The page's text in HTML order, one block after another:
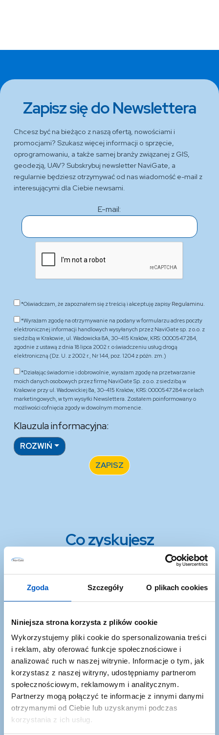
Zgoda Szczegóły O plikach cookies
Niniejsza strona korzysta z plików cookie
Wykorzystujemy pliki cookie do spersonalizowania treści
i reklam, aby oferować funkcje społecznościowe i
analizować ruch w naszej witrynie. Informacje o tym, jak
korzystasz z naszej witryny, udostępniamy partnerom
społecznościowym, reklamowym i analitycznym.
Partnerzy mogą połączyć te informacje z innymi danymi
otrzymanymi od Ciebie lub uzyskanymi podczas
korzystania z ich usług.
Zapisz się do Newslettera
Chcesz być na bieżąco z naszą ofertą, nowościami i
promocjami? Szukasz więcej informacji o sprzęcie,
oprogramowaniu, a także samej branży związanej z GIS,
geodezją, UAV? Subskrybuj newsletter NaviGate, a
regularnie będziesz otrzymywać od nas wiadomość e-mail z
interesującymi dla Ciebie newsami.
E-mail:
*Oświadczam, że zapoznałem się z treścią i akceptuję zapisy Regulaminu.
*Wyrażam zgodę na otrzymywanie na podany w formularzu adres poczty
elektronicznej informacji handlowych wysyłanych przez NaviGate sp. z o.o. z
siedzibą w Krakowie, ul. Wadowicka 8A, 30-415 Kraków, KRS: 0000547284,
zgodnie z ustawą z dnia 18 lipca 2002 r. o świadczeniu usług drogą
elektroniczną (Dz. U. z 2002 r., Nr 144, poz. 1204 z późn. zm.)
*Działając świadomie i dobrowolnie, wyrażam zgodę na przetwarzanie
moich danych osobowych przez firmę NaviGate Sp. z o.o. z siedzibą w
Krakowie przy ul. Wadowickiej 8a, 30-415 Kraków, KRS: 0000547284 w celach
marketingowych, w tym wysyłki Newslettera. Zostałem poinformowany o
możliwości cofnięcia zgody w dowolnym momencie.
Klauzula informacyjna:
ROZWIŃ
ZAPISZ
Co zyskujesz
Promocje i okazje
Dowiesz się najszybciej o najlepszych okazjach w
ofercie NaviGate